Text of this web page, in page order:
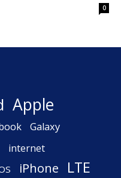
0
Apple
Galaxy
internet
iPhone LTE